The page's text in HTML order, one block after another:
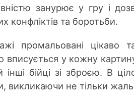
занурює у гру і
конфліктів та боротьби.
промальовані
вписується у кожну
інші бійці зі зброєю. В
викликаючи не тільки